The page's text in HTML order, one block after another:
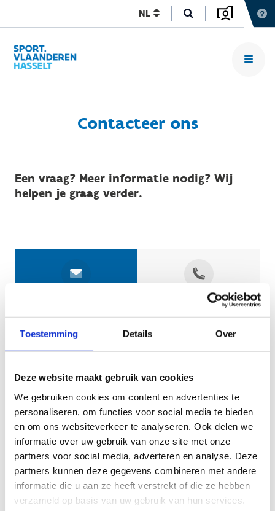
Toestemming Details Over
Deze website maakt gebruik van cookies
We gebruiken cookies om content en advertenties te
personaliseren, om functies voor social media te bieden
en om ons websiteverkeer te analyseren. Ook delen we
informatie over uw gebruik van onze site met onze
partners voor social media, adverteren en analyse. Deze
partners kunnen deze gegevens combineren met andere
informatie die u aan ze heeft verstrekt of die ze hebben
verzameld op basis van uw gebruik van hun services.
NL
Contacteer ons
Een vraag? Meer informatie nodig? Wij
helpen je graag verder.
Geef aan tot welk domein jouw vraag behoort
KIES EEN DOMEIN